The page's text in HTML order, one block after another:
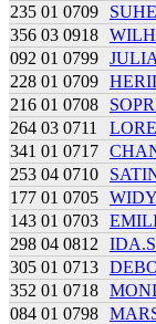
235 01 0709
356 03 0918
092 01 0799
228 01 0709
216 01 0708
264 03 0711
341 01 0717
253 04 0710
177 01 0705
143 01 0703
298 04 0812
IDA.S
305 01 0713
352 01 0718
084 01 0798